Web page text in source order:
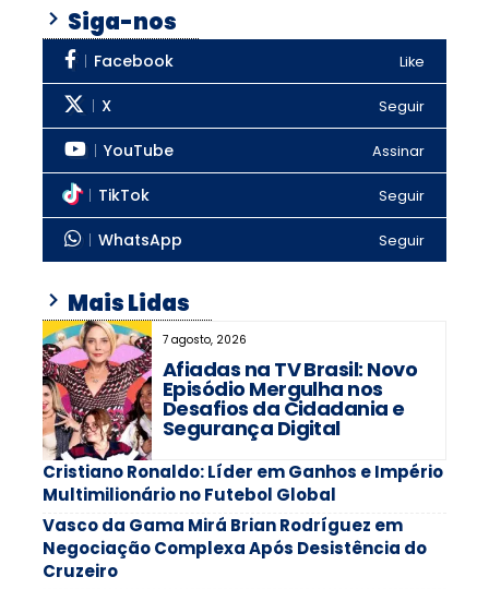
Siga-nos
Facebook Like
X Seguir
YouTube Assinar
TikTok Seguir
WhatsApp Seguir
Mais Lidas
7 agosto, 2026
Afiadas na TV Brasil: Novo
Episódio Mergulha nos
Desafios da Cidadania e
Segurança Digital
Cristiano Ronaldo: Líder em Ganhos e Império
Multimilionário no Futebol Global
Vasco da Gama Mirá Brian Rodríguez em
Negociação Complexa Após Desistência do
Cruzeiro